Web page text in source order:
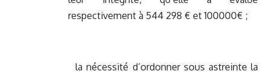
respectivement à 544 298 € et 100000€ ;
la nécessité d’ordonner sous astreinte la